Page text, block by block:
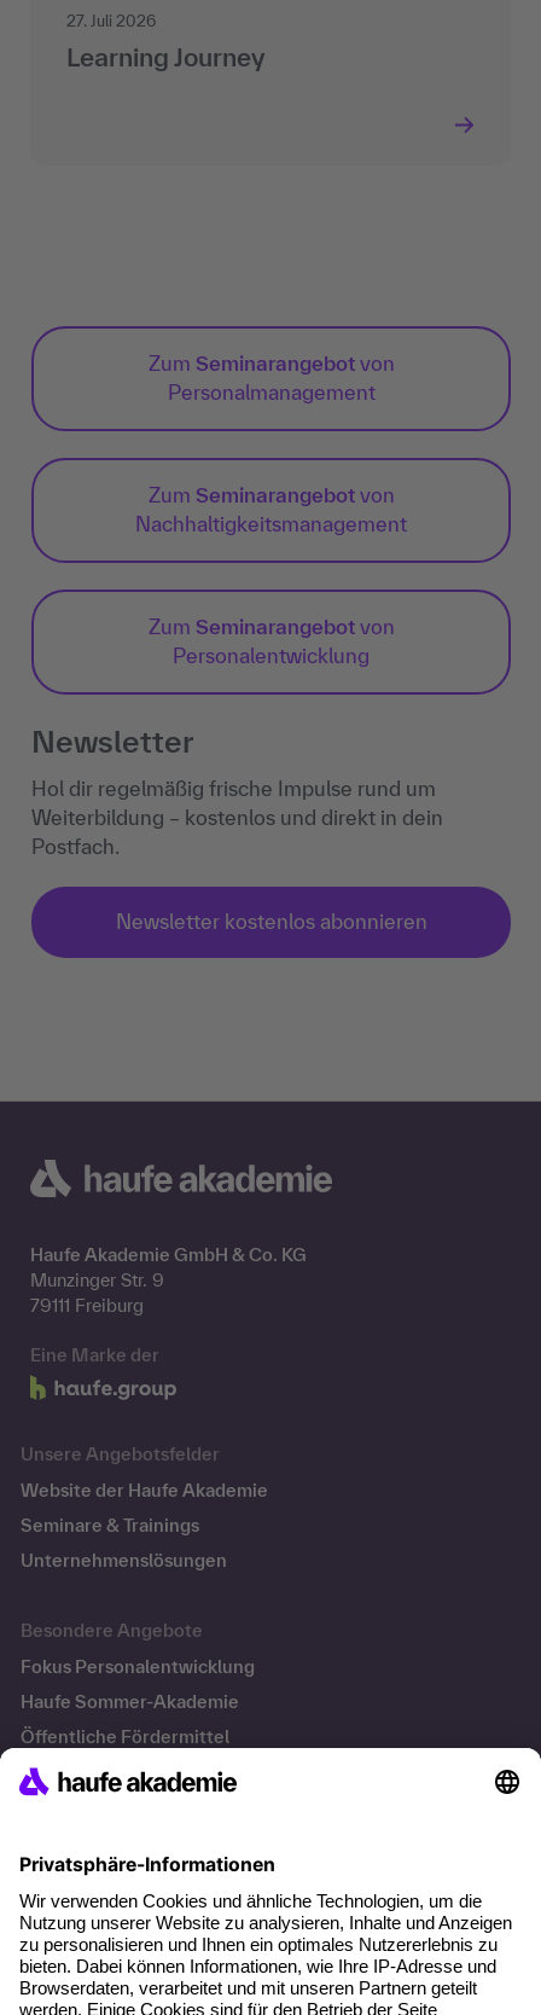
27. Juli 2026
Learning Journey
Zum Seminarangebotvon
Personalmanagement
Zum Seminarangebotvon
Nachhaltigkeits­management
Zum Seminarangebotvon
Personalentwicklung
Newsletter
Hol dir regelmäßig frische Impulse rund um
Weiterbildung – kostenlos und direkt in dein
Postfach.
Newsletter kostenlos abonnieren
Haufe Akademie GmbH & Co. KG
Munzinger Str. 9
79111 Freiburg
Eine Marke der
Unsere Angebotsfelder
Website der Haufe Akademie
Seminare & Trainings
Unternehmenslösungen
Besondere Angebote
Fokus Personalentwicklung
Haufe Sommer-Akademie
Öffentliche Fördermittel
Transfersicherung
Die letzten Artikel
KI Texte menschlicher machen und unverwechselbar
bleiben
KI-Projekte zum Erfolg bringen
Hitzeschutz am Arbeitsplatz